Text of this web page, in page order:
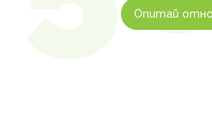
Опитай